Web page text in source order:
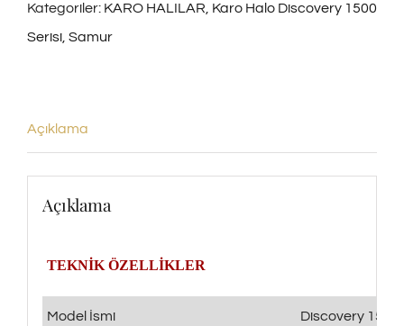
Kategoriler: KARO HALILAR, Karo Halo Discovery 1500
Serisi, Samur
Açıklama
Açıklama
TEKNİK ÖZELLİKLER
Model İsmi Discovery 1503